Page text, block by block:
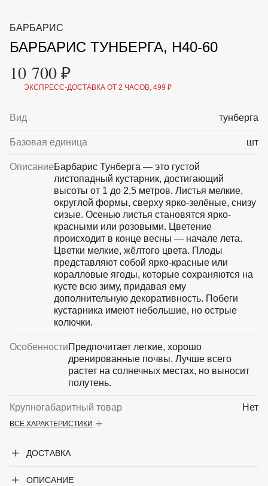
МАЛАЯ МЕХАНИЗАЦИЯ
ОТПУГИВАТЕЛИ ОТ ПТИЦ, НАСЕКОМЫХ И
ГРЫЗУНОВ
САДОВЫЙ ИНСТРУМЕНТ
СЕМЕНА
СРЕДСТВА ЗАЩИТЫ РАСТЕНИЙ И УДОБРЕНИЯ
ТОВАРЫ И АПТЕКА ДЛЯ ПРУДА
Новинки Акции
УХОД
+7 (495) 197 87
87
БАРБАРИС
БАРБАРИС ТУНБЕРГА, H40-60
10 700 ₽
ЭКСПРЕСС-ДОСТАВКА ОТ 2 ЧАСОВ, 499 ₽
Вид тунберга
Базовая единица шт
ОписаниеБарбарис Тунберга — это густой
листопадный кустарник, достигающий
высоты от 1 до 2,5 метров. Листья мелкие,
округлой формы, сверху ярко-зелёные, снизу
сизые. Осенью листья становятся ярко-
красными или розовыми. Цветение
происходит в конце весны — начале лета.
Цветки мелкие, жёлтого цвета. Плоды
представляют собой ярко-красные или
коралловые ягоды, которые сохраняются на
кусте всю зиму, придавая ему
дополнительную декоративность. Побеги
кустарника имеют небольшие, но острые
колючки.
ОсобенностиПредпочитает легкие, хорошо
дренированные почвы. Лучше всего
растет на солнечных местах, но выносит
полутень.
Крупногабаритный товар Нет
Форма
ВСЕ ХАРАКТЕРИСТИКИ
ДОСТАВКА
ОПИСАНИЕ